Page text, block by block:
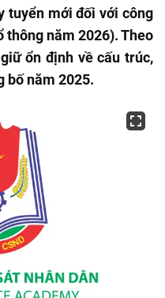
tuyển mới đối với công
thông năm 2026). Theo
ổn định về cấu trúc,
bố năm 2025.